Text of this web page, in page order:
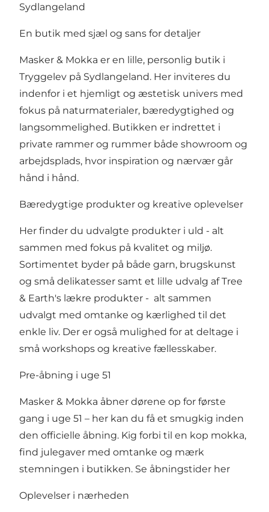
Sydlangeland
En butik med sjæl og sans for detaljer
Masker & Mokka er en lille, personlig butik i
Tryggelev på Sydlangeland. Her inviteres du
indenfor i et hjemligt og æstetisk univers med
fokus på naturmaterialer, bæredygtighed og
langsommelighed. Butikken er indrettet i
private rammer og rummer både showroom og
arbejdsplads, hvor inspiration og nærvær går
hånd i hånd.
Bæredygtige produkter og kreative oplevelser
Her finder du udvalgte produkter i uld - alt
sammen med fokus på kvalitet og miljø.
Sortimentet byder på både garn, brugskunst
og små delikatesser samt et lille udvalg af Tree
& Earth's lækre produkter - alt sammen
udvalgt med omtanke og kærlighed til det
enkle liv. Der er også mulighed for at deltage i
små workshops og kreative fællesskaber.
Pre-åbning i uge 51
Masker & Mokka åbner dørene op for første
gang i uge 51 – her kan du få et smugkig inden
den officielle åbning. Kig forbi til en kop mokka,
find julegaver med omtanke og mærk
stemningen i butikken. Se åbningstider her
Oplevelser i nærheden